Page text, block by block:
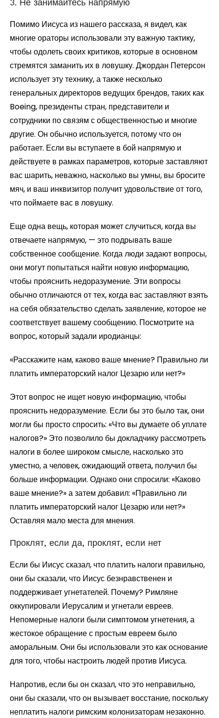
Помимо Иисуса из нашего рассказа, я видел, как
многие ораторы использовали эту важную тактику,
чтобы одолеть своих критиков, которые в основном
стремятся заманить их в ловушку. Джордан Петерсон
использует эту технику, а также несколько
генеральных директоров ведущих брендов, таких как
Boeing, президенты стран, представители и
сотрудники по связям с общественностью и многие
другие. Он обычно используется, потому что он
работает. Если вы вступаете в бой напрямую и
действуете в рамках параметров, которые заставляют
вас шарить, неважно, насколько вы умны, вы бросите
мяч, и ваш инквизитор получит удовольствие от того,
что поймаете вас в ловушку.
Еще одна вещь, которая может случиться, когда вы
отвечаете напрямую, — это подрывать ваше
собственное сообщение. Когда люди задают вопросы,
они могут попытаться найти новую информацию,
чтобы прояснить недоразумение. Эти вопросы
обычно отличаются от тех, когда вас заставляют взять
на себя обязательство сделать заявление, которое не
соответствует вашему сообщению. Посмотрите на
вопрос, который задали иродианцы:
«Расскажите нам, каково ваше мнение? Правильно ли
платить императорский налог Цезарю или нет?»
Этот вопрос не ищет новую информацию, чтобы
прояснить недоразумение. Если бы это было так, они
могли бы просто спросить: «Что вы думаете об уплате
налогов?» Это позволило бы докладчику рассмотреть
налоги в более широком смысле, насколько это
уместно, а человек, ожидающий ответа, получил бы
больше информации. Однако они спросили: «Каково
ваше мнение?» а затем добавил: «Правильно ли
платить императорский налог Цезарю или нет?»
Оставляя мало места для мнения.
Проклят, если да, проклят, если нет
Если бы Иисус сказал, что платить налоги правильно,
они бы сказали, что Иисус безнравственен и
поддерживает угнетателей. Почему? Римляне
оккупировали Иерусалим и угнетали евреев.
Непомерные налоги были симптомом угнетения, а
жестокое обращение с простым евреем было
аморальным. Они бы использовали это как основание
для того, чтобы настроить людей против Иисуса.
Напротив, если бы он сказал, что это неправильно,
они бы сказали, что он вызывает восстание, поскольку
неплатить налоги римским колонизаторам незаконно.